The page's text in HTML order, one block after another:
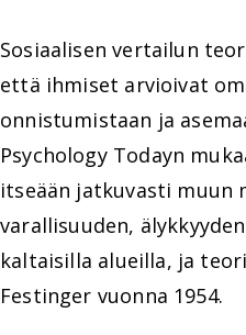
Sosiaalisen vertailun
että ihmiset arvioivat
onnistumistaan ja
Psychology Todayn
itseään jatkuvasti muun
varallisuuden,
kaltaisilla alueilla, ja
Festinger vuonna 1954.